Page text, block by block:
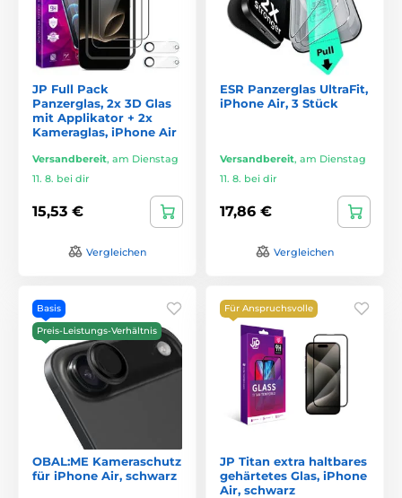
JP Full Pack
Panzerglas, 2x 3D Glas
mit Applikator + 2x
Kameraglas, iPhone Air
Versandbereit, am Dienstag
11. 8. bei dir
15,53 €
Vergleichen
ESR Panzerglas UltraFit,
iPhone Air, 3 Stück
Versandbereit, am Dienstag
11. 8. bei dir
17,86 €
Vergleichen
Basis
Preis-Leistungs-Verhältnis
OBAL:ME Kameraschutz
für iPhone Air, schwarz
Für Anspruchsvolle
JP Titan extra haltbares
gehärtetes Glas, iPhone
Air, schwarz